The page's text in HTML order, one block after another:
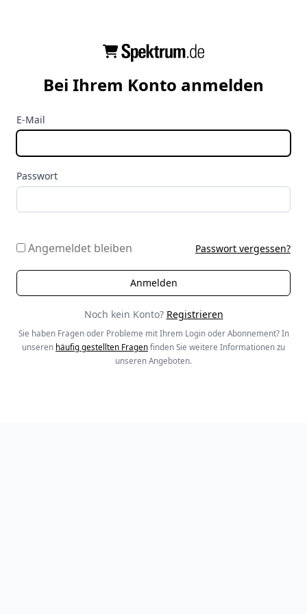
Bei Ihrem Konto anmelden
E-Mail
Passwort
Angemeldet bleiben Passwort vergessen?
Noch kein Konto? Registrieren
Sie haben Fragen oder Probleme mit Ihrem Login oder Abonnement? In
unseren häufig gestellten Fragen finden Sie weitere Informationen zu
unseren Angeboten.